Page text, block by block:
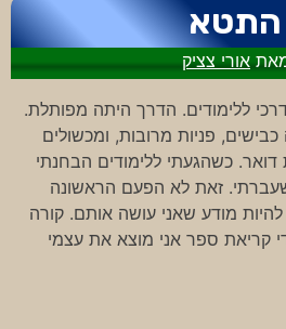
התטא
אורי צציק
ללימודים. הדרך היתה מפותלת.
פניות מרובות, ומכשולים
דואר. כשהגעתי ללימודים הבחנתי
זאת לא הפעם הראשונה
מודע שאני עושה אותם. קורה
קריאת ספר אני מוצא את עצמי